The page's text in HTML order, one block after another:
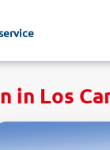
Los